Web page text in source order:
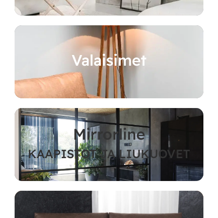
Valaisimet
Mirrorline
KAAPISTOT JA LIUKUOVET